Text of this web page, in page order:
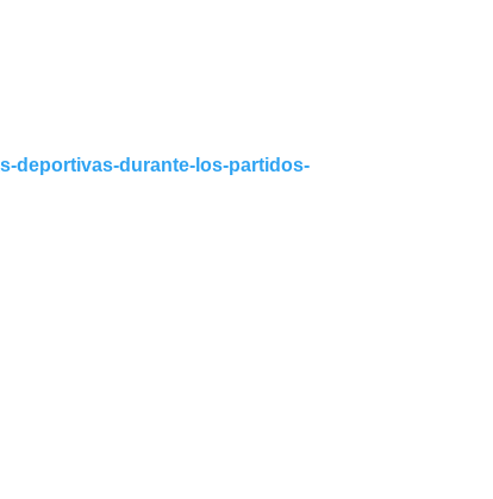
deportivas-durante-los-partidos-